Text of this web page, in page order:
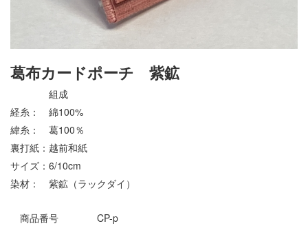
葛布カードポーチ 紫鉱
組成
経糸： 綿100%
緯糸： 葛100％
裏打紙：越前和紙
サイズ：6/10cm
染材： 紫鉱（ラックダイ）
商品番号 CP-p